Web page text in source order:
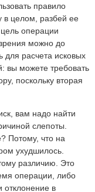
правило
в целом, разбей ее
операции
можно до
для расчета исковых
вы можете требовать
поскольку вторая
вам надо найти
слепоты.
Потому, что на
ухудшилось.
различию. Это
операции, либо
отклонение в